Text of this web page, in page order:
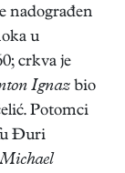
nadograđen
u
crkva je
Ignaz bio
Potomci
Đuri
Michael